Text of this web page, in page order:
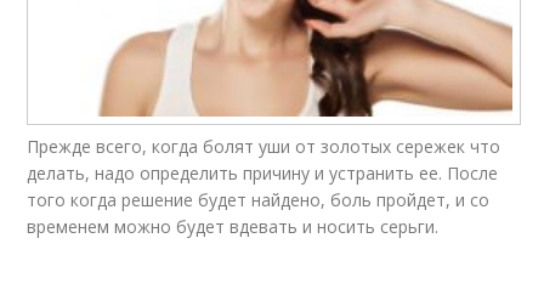
Прежде всего, когда болят уши от золотых сережек что
делать, надо определить причину и устранить ее. После
того когда решение будет найдено, боль пройдет, и со
временем можно будет вдевать и носить серьги.